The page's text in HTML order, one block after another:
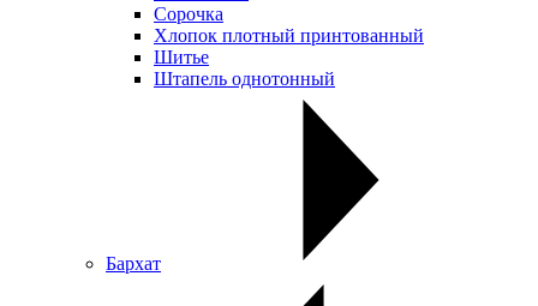
Сорочка
Хлопок плотный принтованный
Шитье
Штапель однотонный
Бархат